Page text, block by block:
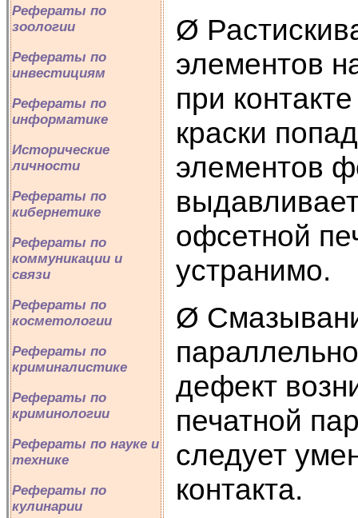
Рефераты по
зоологии
Рефераты по
инвестициям
Рефераты по
информатике
Исторические
личности
Рефераты по
кибернетике
Рефераты по
коммуникации и
связи
Рефераты по
косметологии
Рефераты по
криминалистике
Рефераты по
криминологии
Рефераты по науке и
технике
Рефераты по
кулинарии
Ø
элементов
при
краски
элементов
офсетной
устранимо.
Ø
дефект
печатной
следует
контакта.